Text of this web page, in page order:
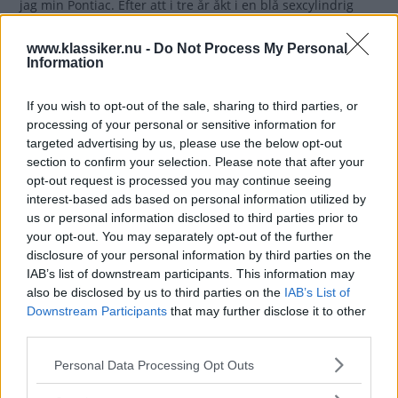
www.klassiker.nu - Do Not Process My Personal
Information
If you wish to opt-out of the sale, sharing to third parties, or
processing of your personal or sensitive information for
targeted advertising by us, please use the below opt-out
section to confirm your selection. Please note that after your
opt-out request is processed you may continue seeing
interest-based ads based on personal information utilized by
us or personal information disclosed to third parties prior to
your opt-out. You may separately opt-out of the further
disclosure of your personal information by third parties on the
IAB’s list of downstream participants. This information may
also be disclosed by us to third parties on the IAB’s List of
Downstream Participants that may further disclose it to other
Please note that this website/app uses one or more Google
Personal Data Processing Opt Outs
jag min Pontiac. Efter att i tre år åkt i en blå sexcylindrig
Gasa
Fem år med Renault 16
LÄSARNAS KLASSIKER 18 augusti 2011 Vår
första redaktionsbil, en Renault 16 TL, har
levt ett lugnt liv sedan den försvann ur strålkastarljuset.
Ägaren berättar.
Gasa
Frän Ford Falcon down
under
Sigtunabon Sami Vihriälä
tog familjen på långsemester till Australien. Det blev till att